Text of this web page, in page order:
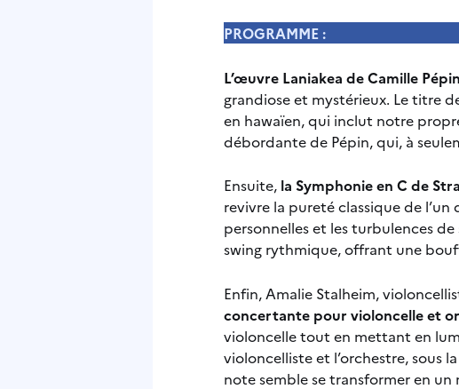
PROGRAMME :
L’œuvre Laniakea de Camille Pépin
grandiose et mystérieux. Le titre
en hawaïen, qui inclut notre
débordante de Pépin, qui, à
Ensuite, la Symphonie en C de
revivre la pureté classique de
personnelles et les turbulences
swing rythmique, offrant une
Enfin, Amalie Stalheim,
concertante pour violoncelle et
violoncelle tout en mettant en
violoncelliste et l’orchestre, sous
note semble se transformer en